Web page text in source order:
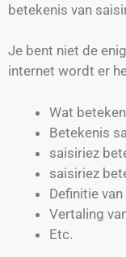
betekenis van
Je bent niet de
internet wordt er
Wat
Betekenis
saisiriez
saisiriez
Definitie van
Vertaling
Etc.